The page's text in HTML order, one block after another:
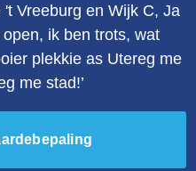
Vreeburg en Wijk C, Ja
ik ben trots, wat
plekkie as Utereg me
me stad!’